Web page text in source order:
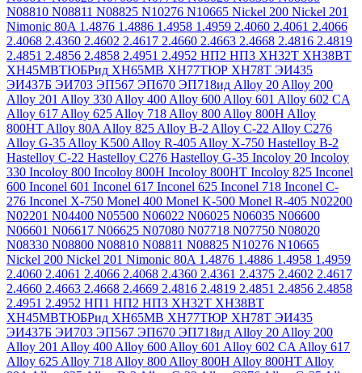
N08810 N08811 N08825 N10276 N10665 Nickel 200 Nickel 201
Nimonic 80A 1.4876 1.4886 1.4958 1.4959 2.4060 2.4061 2.4066
2.4068 2.4360 2.4602 2.4617 2.4660 2.4663 2.4668 2.4816 2.4819
2.4851 2.4856 2.4858 2.4951 2.4952 НП2 НП3 ХН32Т ХН38ВТ
ХН45МВТЮБРид ХН65МВ ХН77ТЮР ХН78Т ЭИ435
ЭИ437Б ЭИ703 ЭП567 ЭП670 ЭП718ид Alloy 20 Alloy 200
Alloy 201 Alloy 330 Alloy 400 Alloy 600 Alloy 601 Alloy 602 CA
Alloy 617 Alloy 625 Alloy 718 Alloy 800 Alloy 800H Alloy
800HT Alloy 80A Alloy 825 Alloy B-2 Alloy C-22 Alloy C276
Alloy G-35 Alloy K500 Alloy R-405 Alloy X-750 Hastelloy B-2
Hastelloy C-22 Hastelloy C276 Hastelloy G-35 Incoloy 20 Incoloy
330 Incoloy 800 Incoloy 800H Incoloy 800HT Incoloy 825 Inconel
600 Inconel 601 Inconel 617 Inconel 625 Inconel 718 Inconel C-
276 Inconel X-750 Monel 400 Monel K-500 Monel R-405 N02200
N02201 N04400 N05500 N06022 N06025 N06035 N06600
N06601 N06617 N06625 N07080 N07718 N07750 N08020
N08330 N08800 N08810 N08811 N08825 N10276 N10665
Nickel 200 Nickel 201 Nimonic 80A 1.4876 1.4886 1.4958 1.4959
2.4060 2.4061 2.4066 2.4068 2.4360 2.4361 2.4375 2.4602 2.4617
2.4660 2.4663 2.4668 2.4669 2.4816 2.4819 2.4851 2.4856 2.4858
2.4951 2.4952 НП1 НП2 НП3 ХН32Т ХН38ВТ
ХН45МВТЮБРид ХН65МВ ХН77ТЮР ХН78Т ЭИ435
ЭИ437Б ЭИ703 ЭП567 ЭП670 ЭП718ид Alloy 20 Alloy 200
Alloy 201 Alloy 400 Alloy 600 Alloy 601 Alloy 602 CA Alloy 617
Alloy 625 Alloy 718 Alloy 800 Alloy 800H Alloy 800HT Alloy